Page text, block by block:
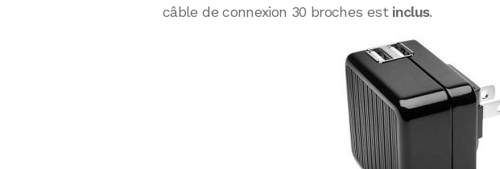
câble de connexion 30 broches est inclus.